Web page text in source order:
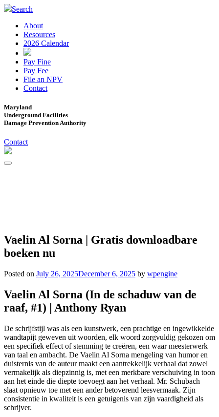
Search
About
Resources
2026 Calendar
Pay Fine
Pay Fee
File an NPV
Contact
Maryland
Underground Facilities
Damage Prevention Authority
Contact
Vaelin Al Sorna | Gratis downloadbare
boeken nu
Posted on July 26, 2025December 6, 2025 by wpengine
Vaelin Al Sorna (In de schaduw van de
raaf, #1) | Anthony Ryan
De schrijfstijl was als een kunstwerk, een prachtige en ingewikkelde
wandtapijt geweven uit woorden, elk woord zorgvuldig gekozen om
een specifiek effect of stemming te creëren, een waar meesterwerk
van taal en ambacht. De Vaelin Al Sorna mengeling van humor en
duisternis van de auteur maakt een aantrekkelijk verhaal dat zowel
vermakelijk als diepzinnig is, met een merkbare verschuiving in toon
aan het einde die diepte toevoegt aan het verhaal. Mr. Schubach
slaat opnieuw toe met een ander betoverend leesvermaak. Zijn
consistentie in kwaliteit is een getuigenis van zijn vaardigheid als
schrijver.